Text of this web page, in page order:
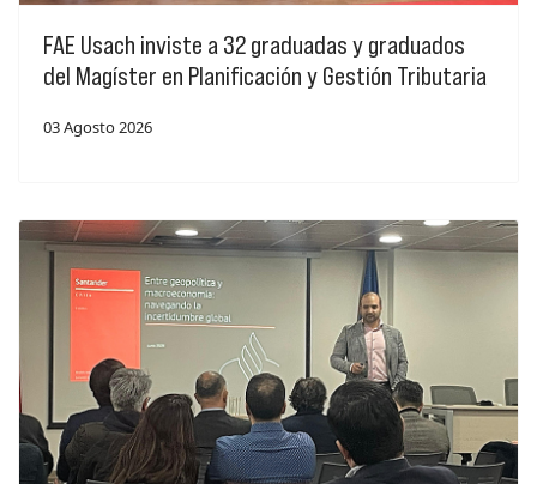
FAE Usach inviste a 32 graduadas y graduados
del Magíster en Planificación y Gestión Tributaria
03 Agosto 2026